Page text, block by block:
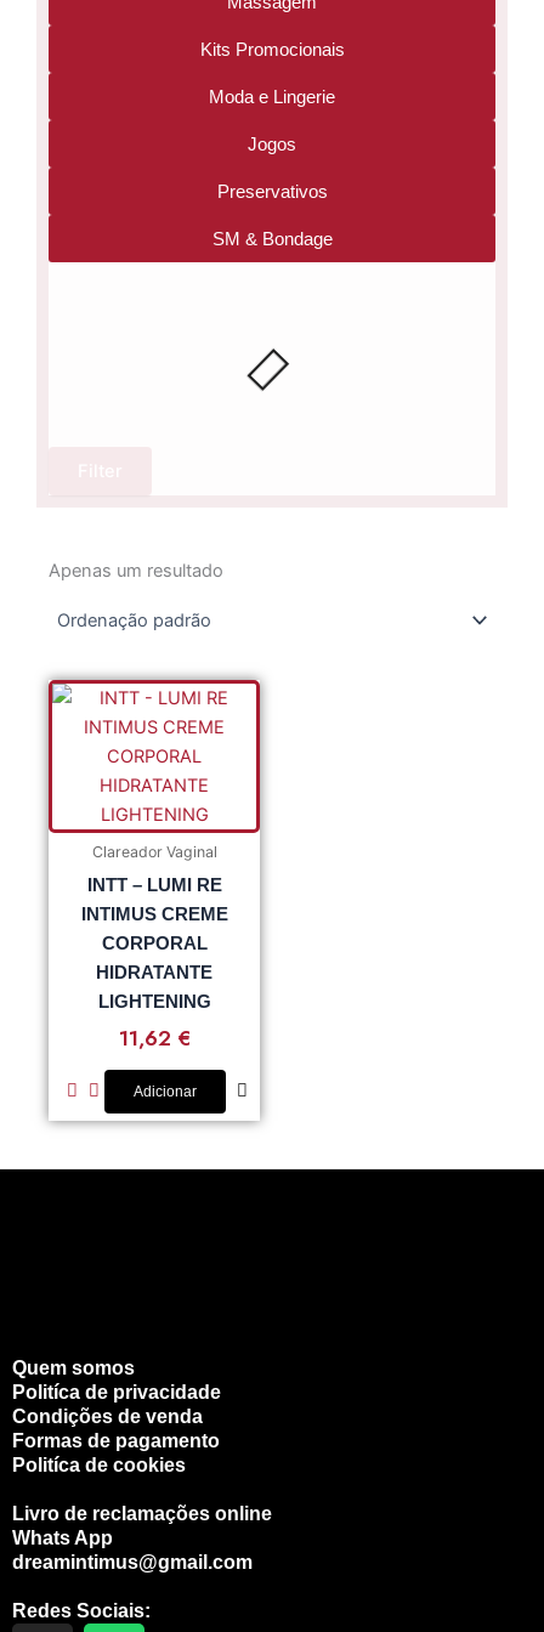
Kits Promocionais
Moda e Lingerie
Jogos
Preservativos
SM & Bondage
Apenas um resultado
Clareador Vaginal
INTT – LUMI RE
INTIMUS CREME
CORPORAL
HIDRATANTE
LIGHTENING
11,62 €
Adicionar
Quem somos
Politíca de privacidade
Condições de venda
Formas de pagamento
Politíca de cookies
Livro de reclamações online
Whats App
dreamintimus@gmail.com
Redes Sociais: